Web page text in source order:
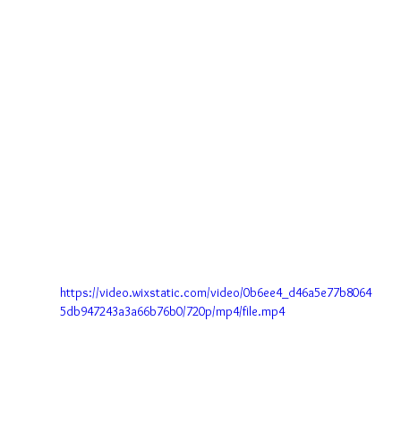
https://video.wixstatic.com/video/0b6ee4_d46a5e77b8064
5db947243a3a66b76b0/720p/mp4/file.mp4